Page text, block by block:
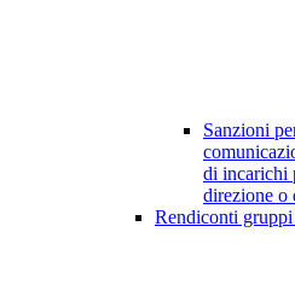
Sanzioni
di incarichi
direzione o
Rendiconti